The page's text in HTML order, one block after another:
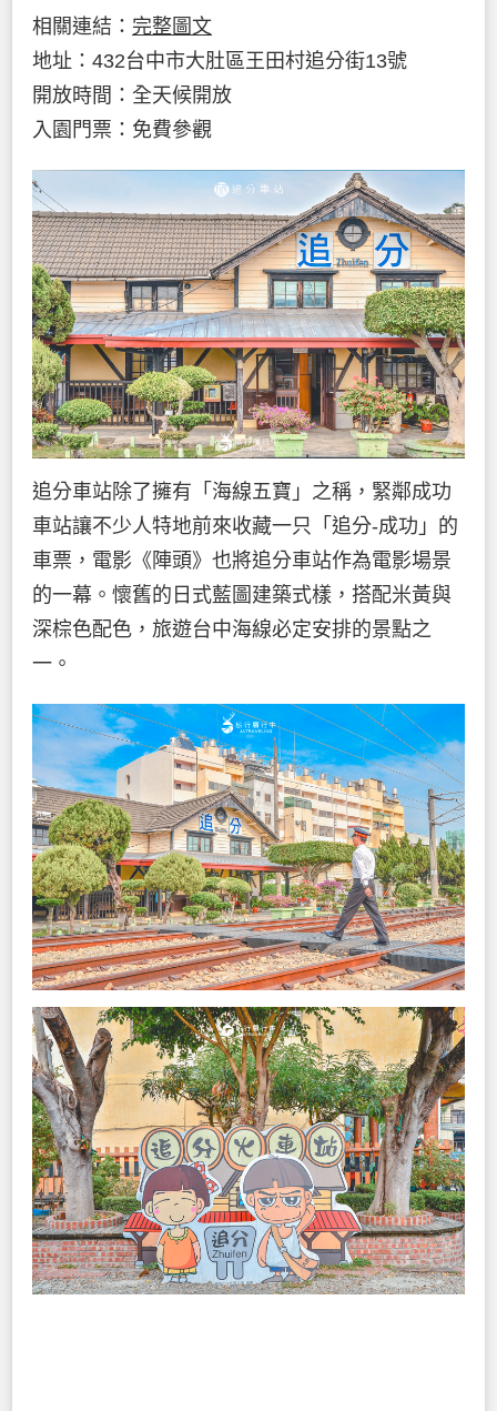
相關連結： 完整圖文
地址：432台中市大肚區王田村追分街13號
開放時間：全天候開放
入園門票：免費參觀
追分車站除了擁有「海線五寶」之稱，緊鄰成功
車站讓不少人特地前來收藏一只「追分-成功」的
車票，電影《陣頭》也將追分車站作為電影場景
的一幕。懷舊的日式藍圖建築式樣，搭配米黃與
深棕色配色，旅遊台中海線必定安排的景點之
一。